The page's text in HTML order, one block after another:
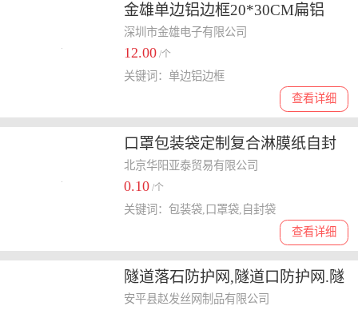
金雄单边铝边框20*30CM扁铝
深圳市金雄电子有限公司
12.00 /个
查看详细
关键词：单边铝边框
口罩包装袋定制复合淋膜纸自封
口飞机孔透析纸KN95口罩袋定制
北京华阳亚泰贸易有限公司
0.10 /个
查看详细
关键词：包装袋,口罩袋,自封袋
隧道落石防护网,隧道口防护网.隧
道口落石防护网
安平县赵发丝网制品有限公司